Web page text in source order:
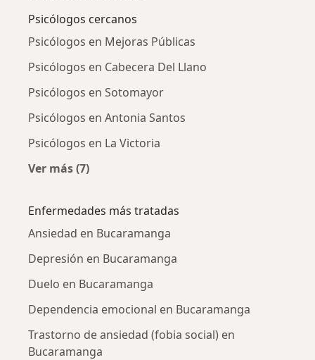
Psicólogos cercanos
Psicólogos en Mejoras Públicas
Psicólogos en Cabecera Del Llano
Psicólogos en Sotomayor
Psicólogos en Antonia Santos
Psicólogos en La Victoria
Ver más (7)
Enfermedades más tratadas
Ansiedad en Bucaramanga
Depresión en Bucaramanga
Duelo en Bucaramanga
Dependencia emocional en Bucaramanga
Trastorno de ansiedad (fobia social) en
Bucaramanga